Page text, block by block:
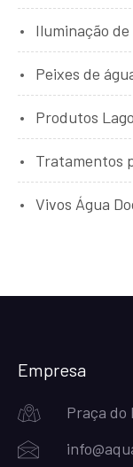
Iluminação
Peixes de
Produtos Lago
Tratamentos
Vivos Água
Empresa
Praça do